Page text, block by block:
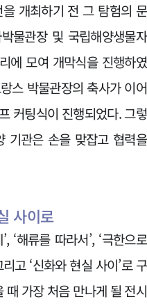
개최하기 전 그 탐험의 문
물관장 및 국립해양생물자
에 모여 개막식을 진행하였
스 박물관장의 축사가 이어
커팅식이 진행되었다. 그렇
기관은 손을 맞잡고 협력을
사이로
‘해류를 따라서’, ‘극한으로
고 ‘신화와 현실 사이’로 구
때 가장 처음 만나게 될 전시